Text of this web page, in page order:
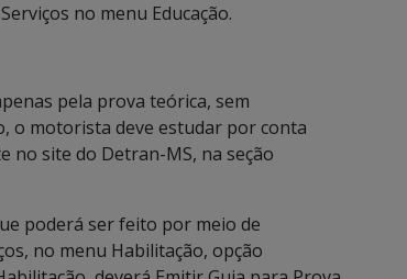
no menu Educação.
pela prova teórica, sem
o motorista deve estudar por conta
no site do Detran-MS, na seção
poderá ser feito por meio de
no menu Habilitação, opção